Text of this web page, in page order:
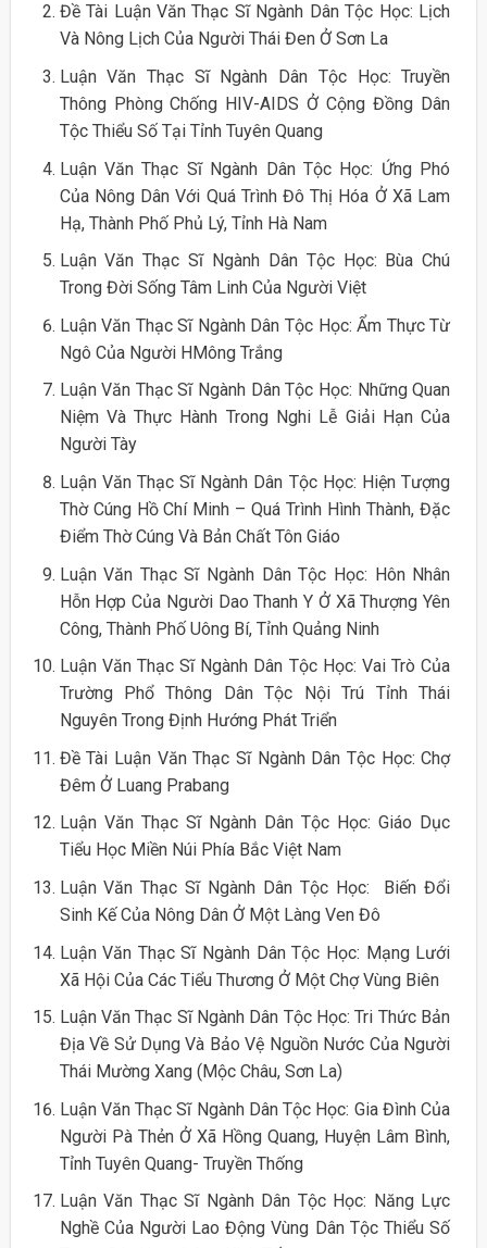
Đề Tài Luận Văn Thạc Sĩ Ngành Dân Tộc Học: Lịch
Và Nông Lịch Của Người Thái Đen Ở Sơn La
Luận Văn Thạc Sĩ Ngành Dân Tộc Học: Truyền
Thông Phòng Chống HIV-AIDS Ở Cộng Đồng Dân
Tộc Thiểu Số Tại Tỉnh Tuyên Quang
Luận Văn Thạc Sĩ Ngành Dân Tộc Học: Ứng Phó
Của Nông Dân Với Quá Trình Đô Thị Hóa Ở Xã Lam
Hạ, Thành Phố Phủ Lý, Tỉnh Hà Nam
Luận Văn Thạc Sĩ Ngành Dân Tộc Học: Bùa Chú
Trong Đời Sống Tâm Linh Của Người Việt
Luận Văn Thạc Sĩ Ngành Dân Tộc Học: Ẩm Thực Từ
Ngô Của Người HMông Trắng
Luận Văn Thạc Sĩ Ngành Dân Tộc Học: Những Quan
Niệm Và Thực Hành Trong Nghi Lễ Giải Hạn Của
Người Tày
Luận Văn Thạc Sĩ Ngành Dân Tộc Học: Hiện Tượng
Thờ Cúng Hồ Chí Minh – Quá Trình Hình Thành, Đặc
Điểm Thờ Cúng Và Bản Chất Tôn Giáo
Luận Văn Thạc Sĩ Ngành Dân Tộc Học: Hôn Nhân
Hỗn Hợp Của Người Dao Thanh Y Ở Xã Thượng Yên
Công, Thành Phố Uông Bí, Tỉnh Quảng Ninh
Luận Văn Thạc Sĩ Ngành Dân Tộc Học: Vai Trò Của
Trường Phổ Thông Dân Tộc Nội Trú Tỉnh Thái
Nguyên Trong Định Hướng Phát Triển
Đề Tài Luận Văn Thạc Sĩ Ngành Dân Tộc Học: Chợ
Đêm Ở Luang Prabang
Luận Văn Thạc Sĩ Ngành Dân Tộc Học: Giáo Dục
Tiểu Học Miền Núi Phía Bắc Việt Nam
Luận Văn Thạc Sĩ Ngành Dân Tộc Học: Biến Đổi
Sinh Kế Của Nông Dân Ở Một Làng Ven Đô
Luận Văn Thạc Sĩ Ngành Dân Tộc Học: Mạng Lưới
Xã Hội Của Các Tiểu Thương Ở Một Chợ Vùng Biên
Luận Văn Thạc Sĩ Ngành Dân Tộc Học: Tri Thức Bản
Địa Về Sử Dụng Và Bảo Vệ Nguồn Nước Của Người
Thái Mường Xang (Mộc Châu, Sơn La)
Luận Văn Thạc Sĩ Ngành Dân Tộc Học: Gia Đình Của
Người Pà Thẻn Ở Xã Hồng Quang, Huyện Lâm Bình,
Tỉnh Tuyên Quang- Truyền Thống
Luận Văn Thạc Sĩ Ngành Dân Tộc Học: Năng Lực
Nghề Của Người Lao Động Vùng Dân Tộc Thiểu Số